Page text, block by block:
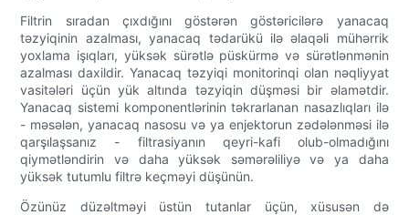
Filtrin sıradan çıxdığını göstərən göstəricilərə yanacaq
təzyiqinin azalması, yanacaq tədarükü ilə əlaqəli mühərrik
yoxlama işıqları, yüksək sürətlə püskürmə və sürətlənmənin
azalması daxildir. Yanacaq təzyiqi monitorinqi olan nəqliyyat
vasitələri üçün yük altında təzyiqin düşməsi bir əlamətdir.
Yanacaq sistemi komponentlərinin təkrarlanan nasazlıqları ilə
- məsələn, yanacaq nasosu və ya enjektorun zədələnməsi ilə
qarşılaşsanız - filtrasiyanın qeyri-kafi olub-olmadığını
qiymətləndirin və daha yüksək səmərəliliyə və ya daha
yüksək tutumlu filtrə keçməyi düşünün.
Özünüz düzəltməyi üstün tutanlar üçün, xüsusən də